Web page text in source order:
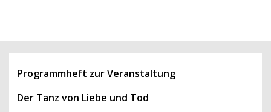
Programmheft zur Veranstaltung
Der Tanz von Liebe und Tod